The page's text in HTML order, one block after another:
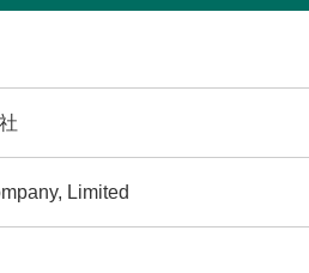
Limited